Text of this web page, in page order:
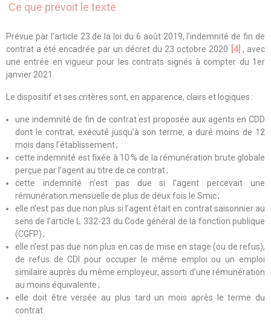
Ce que prévoit le texte
Prévue par l’article 23 de la loi du 6 août 2019, l’indemnité de fin de
contrat a été encadrée par un décret du 23 octobre 2020
[4] , avec
une entrée en vigueur pour les contrats signés à compter du 1er
janvier 2021.
Le dispositif et ses critères sont, en apparence, clairs et logiques :
une indemnité de fin de contrat est proposée aux agents en CDD
dont le contrat, exécuté jusqu’à son terme, a duré moins de 12
mois dans l’établissement ;
cette indemnité est fixée à 10 % de la rémunération brute globale
perçue par l’agent au titre de ce contrat ;
cette indemnité n’est pas due si l’agent percevait une
rémunération mensuelle de plus de deux fois le Smic ;
elle n’est pas due non plus si l’agent était en contrat saisonnier au
sens de l’article L. 332-23 du Code général de la fonction publique
(CGFP) ;
elle n’est pas due non plus en cas de mise en stage (ou de refus),
de refus de CDI pour occuper le même emploi ou un emploi
similaire auprès du même employeur, assorti d’une rémunération
au moins équivalente ;
elle doit être versée au plus tard un mois après le terme du
contrat.